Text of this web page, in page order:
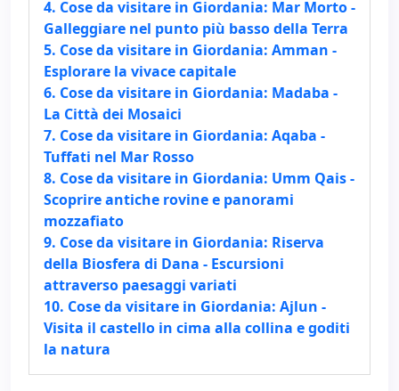
4. Cose da visitare in Giordania: Mar Morto -
Galleggiare nel punto più basso della Terra
5. Cose da visitare in Giordania: Amman -
Esplorare la vivace capitale
6. Cose da visitare in Giordania: Madaba -
La Città dei Mosaici
7. Cose da visitare in Giordania: Aqaba -
Tuffati nel Mar Rosso
8. Cose da visitare in Giordania: Umm Qais -
Scoprire antiche rovine e panorami
mozzafiato
9. Cose da visitare in Giordania: Riserva
della Biosfera di Dana - Escursioni
attraverso paesaggi variati
10. Cose da visitare in Giordania: Ajlun -
Visita il castello in cima alla collina e goditi
la natura